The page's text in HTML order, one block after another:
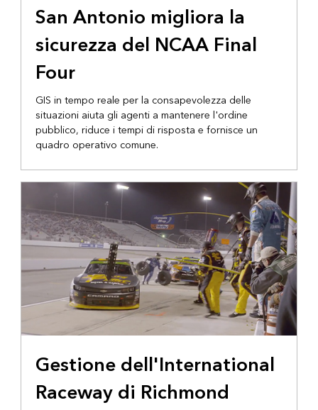
San Antonio migliora la
sicurezza del NCAA Final
Four
GIS in tempo reale per la consapevolezza delle
situazioni aiuta gli agenti a mantenere l'ordine
pubblico, riduce i tempi di risposta e fornisce un
quadro operativo comune.
Gestione dell'International
Raceway di Richmond